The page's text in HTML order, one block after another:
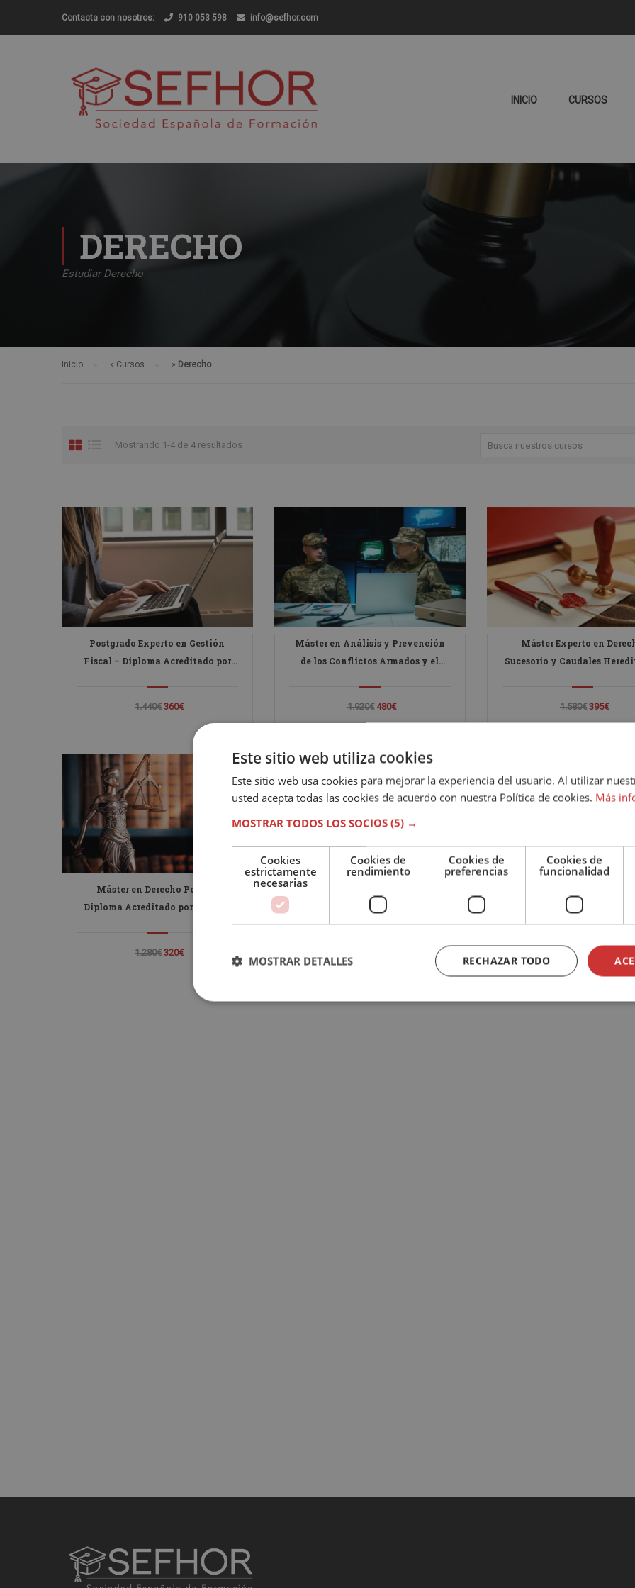
Contacta con nosotros: 910 053 598 info@sefhor.com
INICIO CURSOS
DERECHO
Estudiar Derecho
Inicio » Cursos » Derecho
Mostrando 1-4 de 4 resultados
Postgrado Experto en Gestión
Fiscal – Diploma Acreditado por
1.440€360€
Máster en Análisis y Prevención
de los Conflictos Armados y el
1.920€480€
Máster Experto en
Sucesorio y Caudales
1.580€395€
Máster en Derecho Penal –
Diploma Acreditado por Notario
1.280€320€
Este sitio web utiliza cookies
Este sitio web usa cookies para mejorar la experiencia del usuario. Al utilizar
usted acepta todas las cookies de acuerdo con nuestra Política de cookies. Más
MOSTRAR TODOS LOS SOCIOS (5) →
Cookies
estrictamente
necesarias
Cookies de
rendimiento
Cookies de
preferencias
Cookies de
funcionalidad
RECHAZAR TODO
MOSTRAR DETALLES